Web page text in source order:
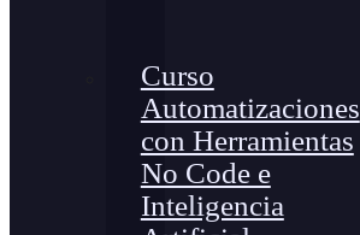
Curso
Automatizaciones
con Herramientas
No Code e
Inteligencia